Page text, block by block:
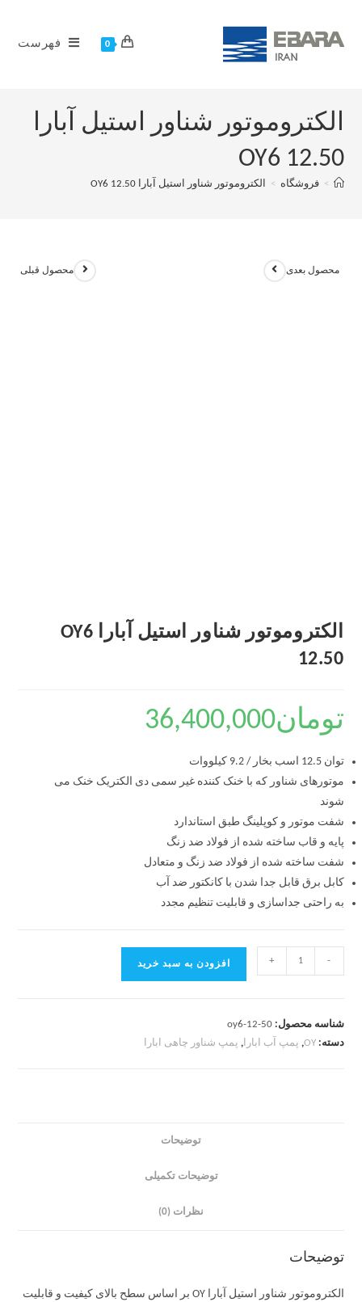
0 فهرست
الکتروموتور شناور استیل آبارا
OY6 12.50
> فروشگاه > الکتروموتور شناور استیل آبارا OY6 12.50
محصول قبلی محصول بعدی
الکتروموتور شناور استیل آبارا OY6
12.50
تومان36,400,000
توان 12.5 اسب بخار / 9.2 کیلووات
موتورهای شناور که با خنک کننده غیر سمی دی الکتریک خنک می
شوند
شفت موتور و کوپلینگ طبق استاندارد
پایه و قاب ساخته شده از فولاد ضد زنگ
شفت ساخته شده از فولاد ضد زنگ و متعادل
کابل برق قابل جدا شدن با کانکتور ضد آب
به راحتی جداسازی و قابلیت تنظیم مجدد
-
+ افزودن به سبد خرید
شناسه محصول:oy6-12-50
دسته:OY
, پمپ آب ابارا, پمپ شناور چاهی ابارا
توضیحات
توضیحات تکمیلی
نظرات (0)
توضیحات
الکتروموتور شناور استیل آبارا OY بر اساس سطح بالای کیفیت و قابلیت